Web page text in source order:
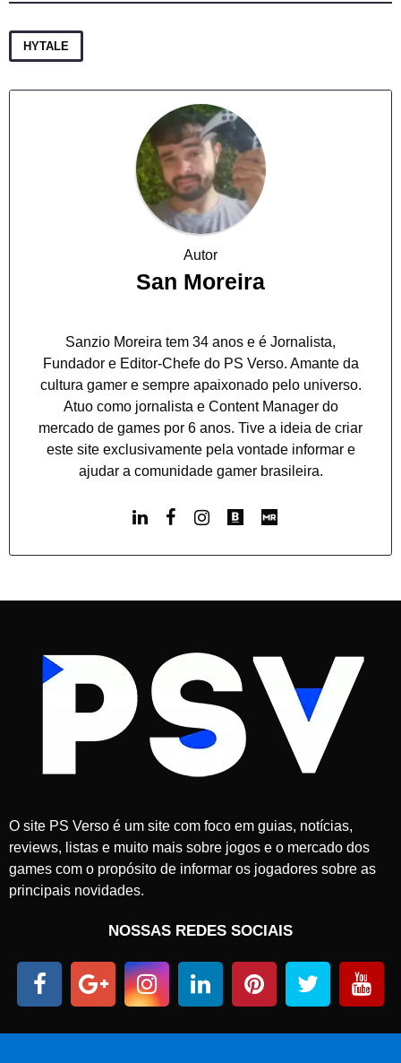
HYTALE
Autor
San Moreira
Sanzio Moreira tem 34 anos e é Jornalista,
Fundador e Editor-Chefe do PS Verso. Amante da
cultura gamer e sempre apaixonado pelo universo.
Atuo como jornalista e Content Manager do
mercado de games por 6 anos. Tive a ideia de criar
este site exclusivamente pela vontade informar e
ajudar a comunidade gamer brasileira.
O site PS Verso é um site com foco em guias, notícias,
reviews, listas e muito mais sobre jogos e o mercado dos
games com o propósito de informar os jogadores sobre as
principais novidades.
NOSSAS REDES SOCIAIS